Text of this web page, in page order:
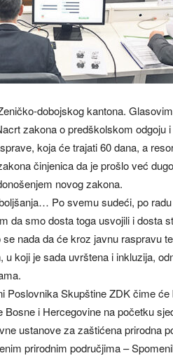
dobojskog kantona.
zakona o predškolskom odgoju
koja će trajati 60 dana, a
činjenica da je prošlo već
novog zakona.
Po svemu sudeći, po
da smo dosta toga usvojili i dosta
nada da će kroz javnu raspravu
koji je sada uvrštena i inkluzija,
Poslovnika Skupštine ZDK čime
i Hercegovine na početku
ustanove za zaštićena prirodna
prirodnim područjima –